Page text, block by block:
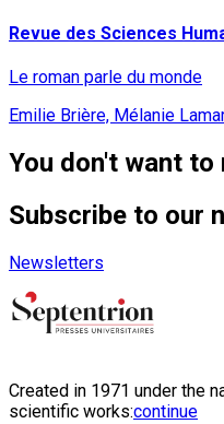
Revue des Sciences
Le roman parle du monde
Emilie Brière, Mélanie
You don't want
Subscribe to our
Newsletters
Created in 1971 under the
scientific works:continue